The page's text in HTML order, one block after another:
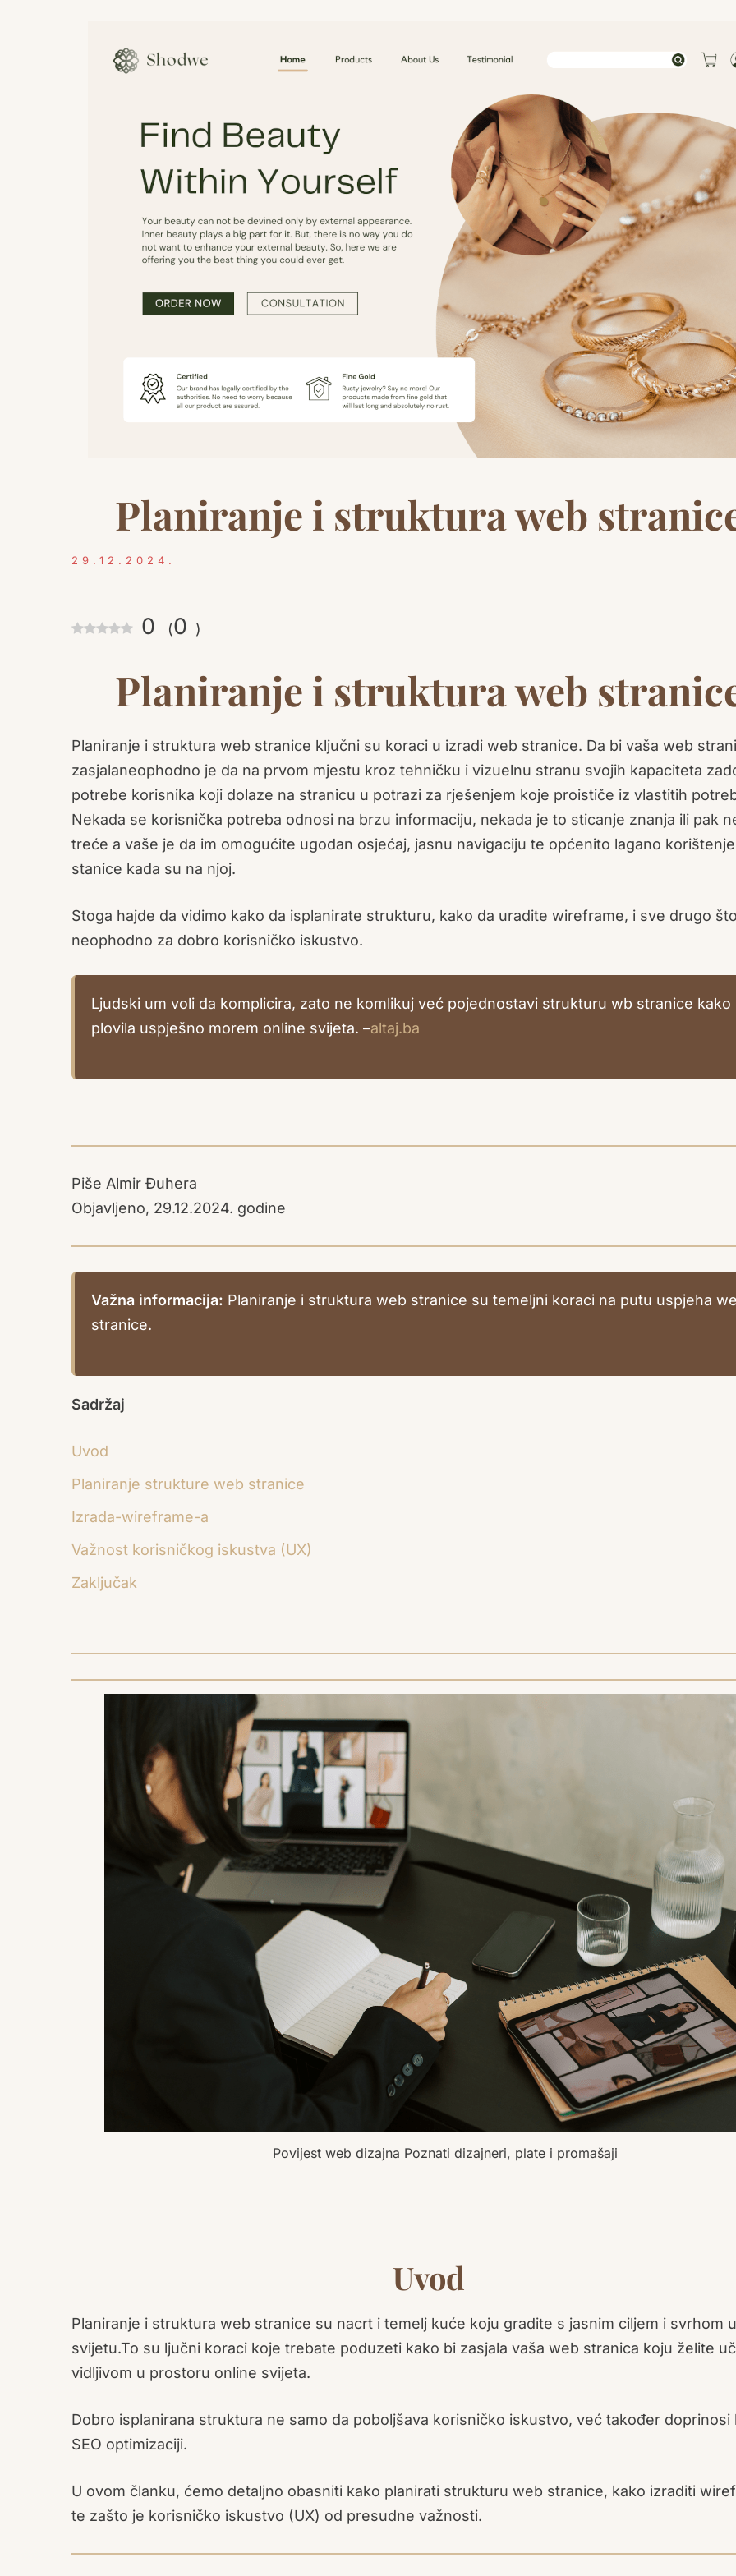
Planiranje i struktura web
29.12.2024.
0 (0 )
Planiranje i struktura web
Planiranje i struktura web stranice ključni su koraci u izradi web stranice. Da bi vaša web
zasjalaneophodno je da na prvom mjestu kroz tehničku i vizuelnu stranu svojih kapaciteta
potrebe korisnika koji dolaze na stranicu u potrazi za rješenjem koje proističe iz vlastitih
Nekada se korisnička potreba odnosi na brzu informaciju, nekada je to sticanje znanja ili pak
treće a vaše je da im omogućite ugodan osjećaj, jasnu navigaciju te općenito lagano
stanice kada su na njoj.
Stoga hajde da vidimo kako da isplanirate strukturu, kako da uradite wireframe, i sve drugo
neophodno za dobro korisničko iskustvo.
Ljudski um voli da komplicira, zato ne komlikuj već pojednostavi strukturu wb stranice kako
plovila uspješno morem online svijeta. –altaj.ba
Piše Almir Đuhera
Objavljeno, 29.12.2024. godine
Važna informacija: Planiranje i struktura web stranice su temeljni koraci na putu uspjeha
stranice.
Sadržaj
Uvod
Planiranje strukture web stranice
Izrada-wireframe-a
Važnost korisničkog iskustva (UX)
Zaključak
Povijest web dizajna Poznati dizajneri, plate i promašaji
Uvod
Planiranje i struktura web stranice su nacrt i temelj kuće koju gradite s jasnim ciljem i svrhom
svijetu.To su ljučni koraci koje trebate poduzeti kako bi zasjala vaša web stranica koju želite
vidljivom u prostoru online svijeta.
Dobro isplanirana struktura ne samo da poboljšava korisničko iskustvo, već također doprinosi
SEO optimizaciji.
U ovom članku, ćemo detaljno obasniti kako planirati strukturu web stranice, kako izraditi
te zašto je korisničko iskustvo (UX) od presudne važnosti.